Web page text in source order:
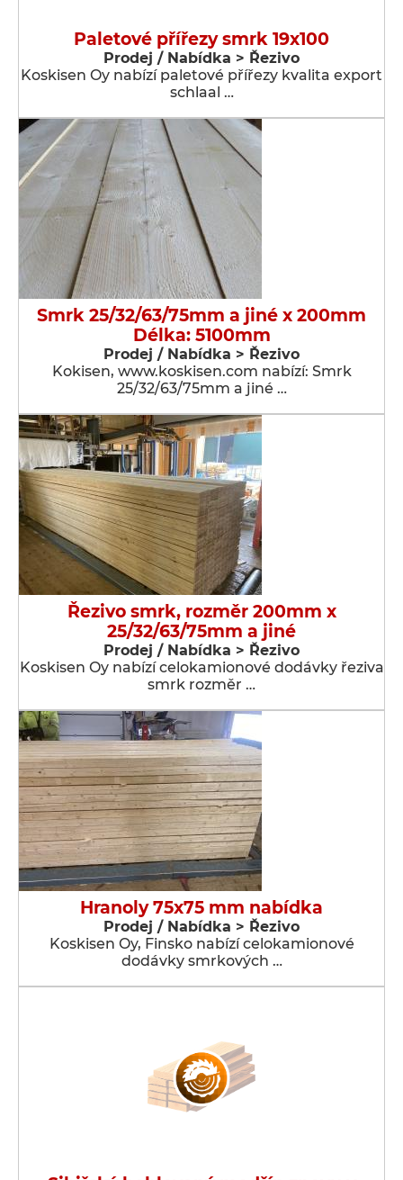
Paletové přířezy smrk 19x100
Prodej / Nabídka > Řezivo
Koskisen Oy nabízí paletové přířezy kvalita export
schlaal …
Smrk 25/32/63/75mm a jiné x 200mm
Délka: 5100mm
Prodej / Nabídka > Řezivo
Kokisen, www.koskisen.com nabízí: Smrk
25/32/63/75mm a jiné …
Řezivo smrk, rozměr 200mm x
25/32/63/75mm a jiné
Prodej / Nabídka > Řezivo
Koskisen Oy nabízí celokamionové dodávky řeziva
smrk rozměr …
Hranoly 75x75 mm nabídka
Prodej / Nabídka > Řezivo
Koskisen Oy, Finsko nabízí celokamionové
dodávky smrkových …